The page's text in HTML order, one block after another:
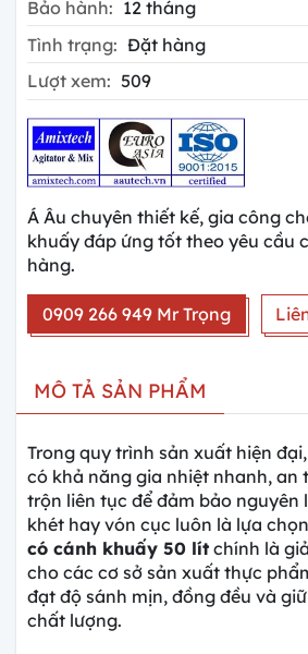
Bảo hành: 12 tháng
Tình trạng: Đặt hàng
Lượt xem: 509
Á Âu chuyên thiết kế, gia công
khuấy đáp ứng tốt theo yêu cầu
hàng.
0909 266 949 Mr Trọng
MÔ TẢ SẢN PHẨM
Trong quy trình sản xuất hiện
có khả năng gia nhiệt nhanh, an
trộn liên tục để đảm bảo nguyên
khét hay vón cục luôn là lựa
có cánh khuấy 50 lít chính là
cho các cơ sở sản xuất thực
đạt độ sánh mịn, đồng đều và
chất lượng.